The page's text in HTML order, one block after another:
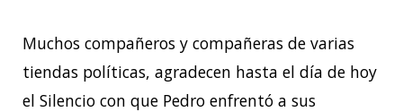
Muchos compañeros y compañeras de varias
tiendas políticas, agradecen hasta el día de hoy
el Silencio con que Pedro enfrentó a sus